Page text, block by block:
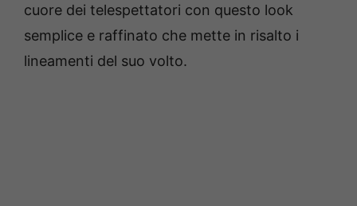
cuore dei telespettatori con questo look
semplice e raffinato che mette in risalto i
lineamenti del suo volto.